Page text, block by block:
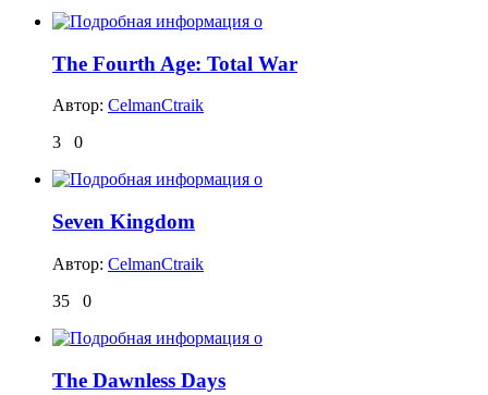
The Fourth Age: Total War
Автор: CelmanCtraik
3
0
Seven Kingdom
Автор: CelmanCtraik
35
0
The Dawnless Days